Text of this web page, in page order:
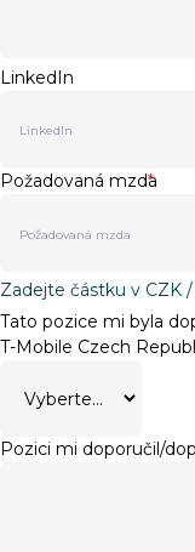
LinkedIn
Požadovaná mzda
*
Zadejte částku v CZK
Tato pozice mi byla
T-Mobile Czech
Pozici mi doporučil/